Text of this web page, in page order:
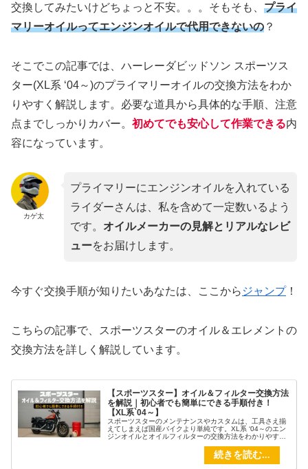
交換してみたいけどちょっと不安。。。そもそも、 プライ
マリーオイルってエンジンオイルで代用できないの ？
そこでこの記事では、ハーレーダビッドソン スポーツス
ター(XL系 ‘04～)のプライマリーオイルの交換方法をわか
りやすく解説します。必要な道具から具体的な手順、注意
点までしっかりカバー。 初めてでも安心して作業できる内
容になっています。
カゲ太
プライマリーにエンジンオイルを入れている
ライダーさんは、私を含めて一定数いるよう
です。 オイルメーカーの見解とリアルなレビ
ューをお届けします。
今すぐ交換手順が知りたいあなたは、ここから ジャンプ！
こちらの記事で、スポーツスターのオイル＆エレメントの
交換方法を詳しく解説しています。
【スポーツスター】オイル＆フィルター交換方法
を解説｜初心者でも簡単にできる手順付き！
【XL系`04～】
スポーツスターのメンテナンスやカスタムは、工具さえ揃
えてしまえば国産バイクより単純です。XL系 ‘04～のエン
ジンオイルとオイルフィルターの交換方法をわかりやすく
っかりカバー。初めてでも安心して作業できる内容になっ